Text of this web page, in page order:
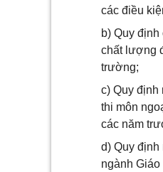
các điều
b) Quy
chất lượng
trường;
c) Quy định
thi môn
các năm
d) Quy
ngành